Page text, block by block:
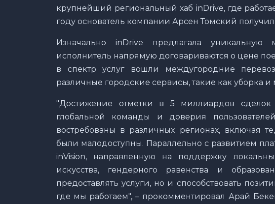
крупнейший региональный хаб inDrive, где
году основатель компании Арсен Томский получил
Изначально inDrive предлагала уникальную
исполнитель напрямую договариваются о цене
в спектр услуг вошли междугородние
различные городские сервисы, такие как уборка
"Достижение отметки в 5 миллиардов
глобальной команды и доверия
востребованы в различных регионах, включая
были малодоступны. Параллельно с развитием
inVision, направленную на поддержку
искусства, гендерного равенства и
предоставлять услуги, но и способствовать
где мы работаем", – прокомментировал Арай